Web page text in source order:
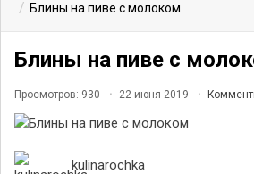
Блины на пиве с молоком
Блины на пиве с
Просмотров: 930 22 июня 2019
kulinarochka